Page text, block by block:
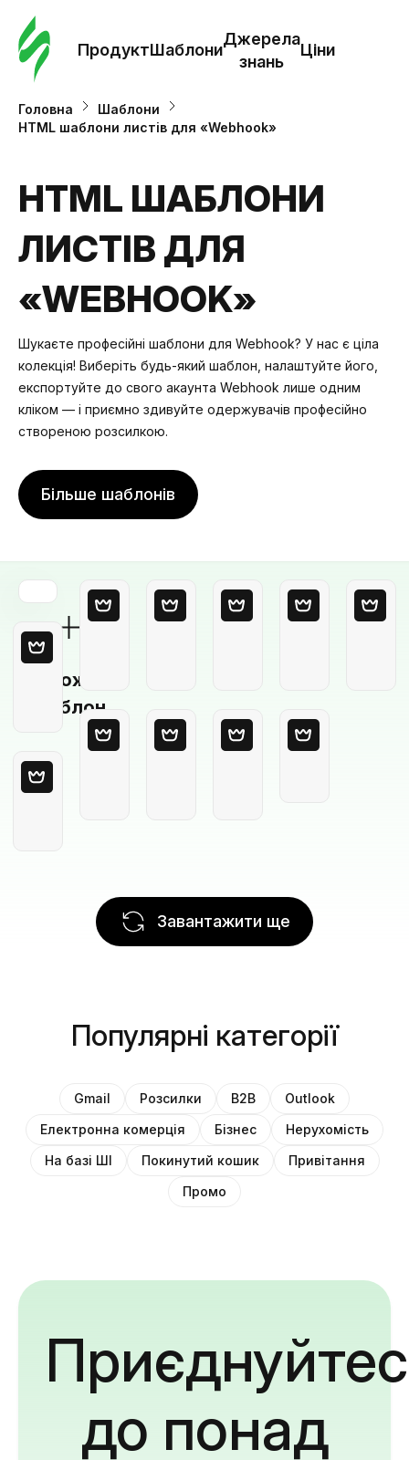
ПродуктШаблони
Джерела
знань
Ціни
Головна
Шаблони
HTML шаблони листів для «Webhook»
HTML ШАБЛОНИ
ЛИСТІВ ДЛЯ
«WEBHOOK»
Шукаєте професійні шаблони для Webhook? У нас є ціла
колекція! Виберіть будь-який шаблон, налаштуйте його,
експортуйте до свого акаунта Webhook лише одним
кліком — і приємно здивуйте одержувачів професійно
створеною розсилкою.
Більше шаблонів
Порожній
шаблон
Завантажити ще
Популярні категорії
Gmail Розсилки B2B
Outlook
Електронна комерція
Бізнес
Нерухомість
На базі ШІ
Покинутий кошик
Привітання
Промо
до понад